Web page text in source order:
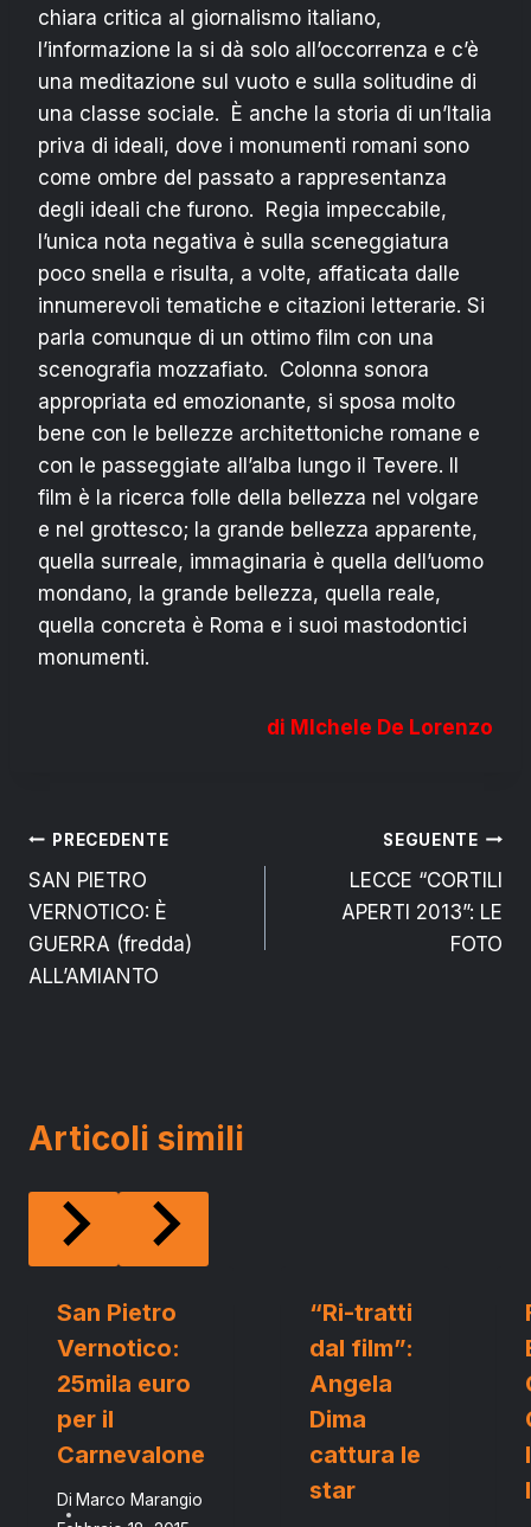
chiara critica al giornalismo italiano,
l’informazione la si dà solo all’occorrenza e c’è
una meditazione sul vuoto e sulla solitudine di
una classe sociale. È anche la storia di un’Italia
priva di ideali, dove i monumenti romani sono
come ombre del passato a rappresentanza
degli ideali che furono. Regia impeccabile,
l’unica nota negativa è sulla sceneggiatura
poco snella e risulta, a volte, affaticata dalle
innumerevoli tematiche e citazioni letterarie. Si
parla comunque di un ottimo film con una
scenografia mozzafiato. Colonna sonora
appropriata ed emozionante, si sposa molto
bene con le bellezze architettoniche romane e
con le passeggiate all’alba lungo il Tevere. Il
film è la ricerca folle della bellezza nel volgare
e nel grottesco; la grande bellezza apparente,
quella surreale, immaginaria è quella dell’uomo
mondano, la grande bellezza, quella reale,
quella concreta è Roma e i suoi mastodontici
monumenti.
di MIchele De Lorenzo
Navigazione
articoli
PRECEDENTE
SAN PIETRO
VERNOTICO: È
GUERRA (fredda)
ALL’AMIANTO
SEGUENTE
LECCE “CORTILI
APERTI 2013”: LE
FOTO
Articoli simili
San Pietro
Vernotico:
25mila euro
per il
Carnevalone
Di Marco Marangio
“Ri-tratti
dal film”:
Angela
Dima
cattura le
star